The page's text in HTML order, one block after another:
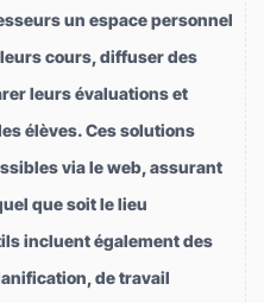
un espace personnel
cours, diffuser des
leurs évaluations et
élèves. Ces solutions
via le web, assurant
que soit le lieu
incluent également des
de travail